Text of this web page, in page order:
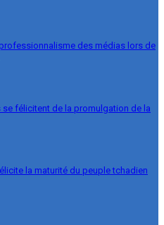
des médias lors de
se félicitent de la promulgation de la
la maturité du peuple tchadien